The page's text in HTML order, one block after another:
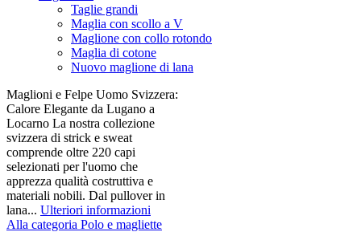
Taglie grandi
Maglia con scollo a V
Maglione con collo rotondo
Maglia di cotone
Nuovo maglione di lana
Maglioni e Felpe Uomo Svizzera:
Calore Elegante da Lugano a
Locarno La nostra collezione
svizzera di strick e sweat
comprende oltre 220 capi
selezionati per l'uomo che
apprezza qualità costruttiva e
materiali nobili. Dal pullover in
lana... Ulteriori informazioni
Alla categoria Polo e magliette